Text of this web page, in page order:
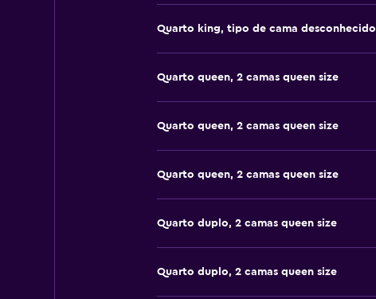
Quarto king, tipo de cama desconhecido
Quarto queen, 2 camas queen size
Quarto queen, 2 camas queen size
Quarto queen, 2 camas queen size
Quarto duplo, 2 camas queen size
Quarto duplo, 2 camas queen size